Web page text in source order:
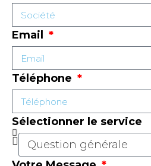
Email
Téléphone
Sélectionner le service